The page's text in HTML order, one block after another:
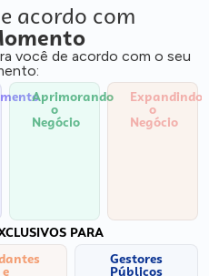
acordo com
você de acordo com o seu
Aprimorando
o
Negócio
Expandindo
o
Negócio
PARA
e
Gestores
Públicos